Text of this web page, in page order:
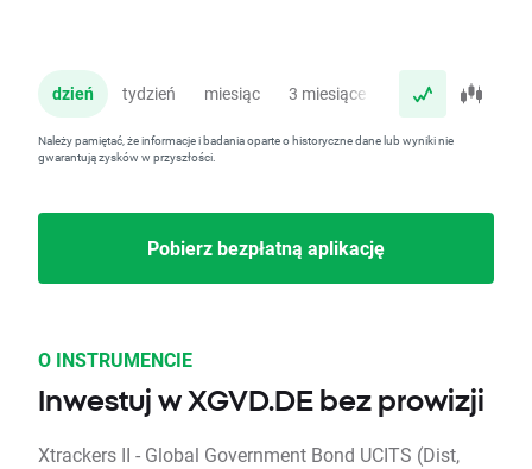
dzień tydzień miesiąc 3 miesiące rok
Należy pamiętać, że informacje i badania oparte o historyczne dane lub wyniki nie
gwarantują zysków w przyszłości.
Pobierz bezpłatną aplikację
O INSTRUMENCIE
Inwestuj w XGVD.DE bez prowizji
Xtrackers II - Global Government Bond UCITS (Dist,